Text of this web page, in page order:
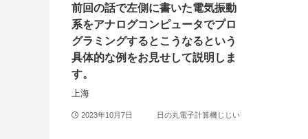
前回の話で左側に書いた電気振動
系をアナログコンピュータでプロ
グラミングするとこうなるという
具体的な例をお見せして説明しま
す。
上海
2023年10月7日 日の丸電子計算機じじい